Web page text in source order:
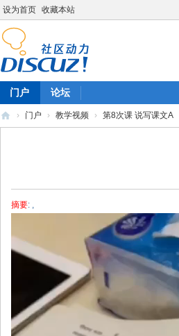
设为首页 收藏本站
门户 论坛
› 门户 › 教学视频 › 第8次课 说写课文A
摘要: ,